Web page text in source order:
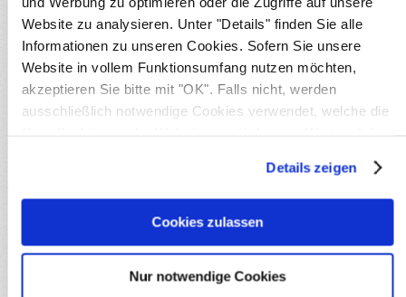
Website zu analysieren. Unter "Details" finden Sie alle
Informationen zu unseren Cookies. Sofern Sie unsere
Website in vollem Funktionsumfang nutzen möchten,
akzeptieren Sie bitte mit "OK". Falls nicht, werden
ausschließlich notwendige Cookies verwendet, welche die
Details zeigen
Cookies zulassen
Nur notwendige Cookies
Details
Verfügbarkeit:1
Originalbild
Produktnr.: S17922
Michel-Nr.: 46 A
Merkmale:
Fotoattest / Befund
Lieferzeit: Innerhalb von 5 Werktagen
93,50€